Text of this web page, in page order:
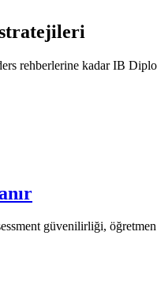
rehberlerine kadar IB
güvenilirliği,